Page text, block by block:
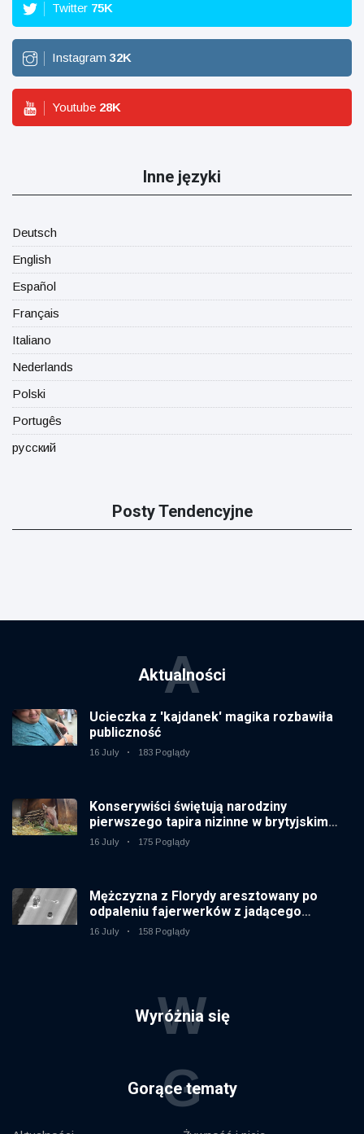
Twitter 75K
Instagram 32K
Youtube 28K
Inne języki
Deutsch
English
Español
Français
Italiano
Nederlands
Polski
Portugês
русский
Posty Tendencyjne
Aktualności
A
Ucieczka z 'kajdanek' magika rozbawiła
publiczność
16 July 183 Poglądy
Konserywiści świętują narodziny
pierwszego tapira nizinne w brytyjskim
zoo od 14 lat
16 July 175 Poglądy
Mężczyzna z Florydy aresztowany po
odpaleniu fajerwerków z jadącego
samochodu
16 July 158 Poglądy
Wyróżnia się
W
Gorące tematy
G